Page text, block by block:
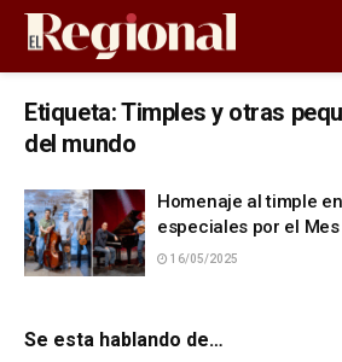
Etiqueta:Timples y otras
del mundo
Homenaje al timple
especiales por el
16/05/2025
Se esta hablando de…